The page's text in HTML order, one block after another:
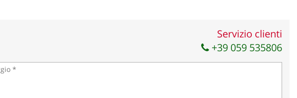
Servizio clienti
+39 059 535806